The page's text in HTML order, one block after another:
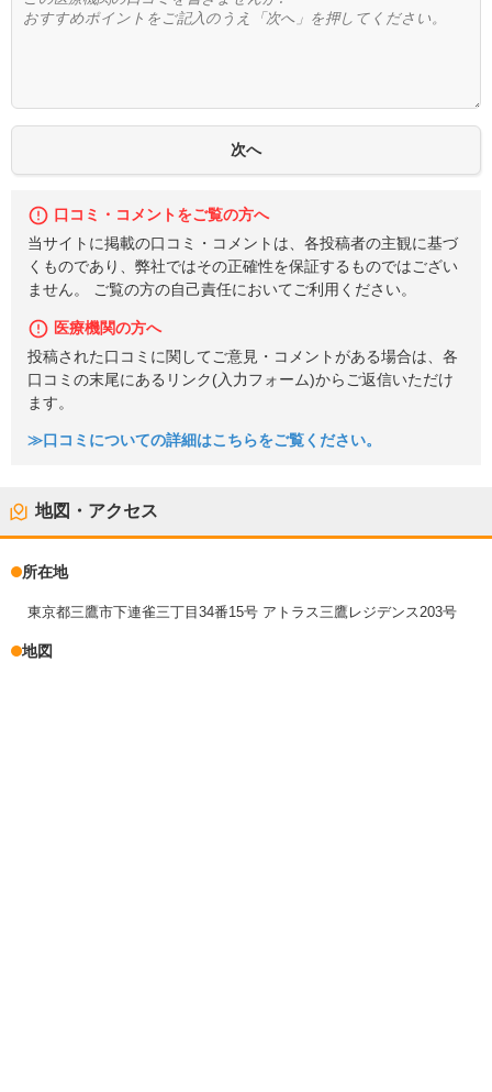
口コミ・コメントをご覧の方へ
当サイトに掲載の口コミ・コメントは、各投稿者の主観に基づ
くものであり、弊社ではその正確性を保証するものではござい
ません。 ご覧の方の自己責任においてご利用ください。
医療機関の方へ
投稿された口コミに関してご意見・コメントがある場合は、各
口コミの末尾にあるリンク(入力フォーム)からご返信いただけ
ます。
≫口コミについての詳細はこちらをご覧ください。
地図・アクセス
所在地
東京都三鷹市下連雀三丁目34番15号 アトラス三鷹レジデンス203号
地図